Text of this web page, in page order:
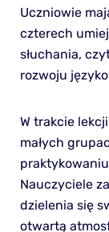
Uczniowie
czterech
słuchania,
rozwoju
W trakcie
małych
Nauczyciele
dzielenia się
otwartą